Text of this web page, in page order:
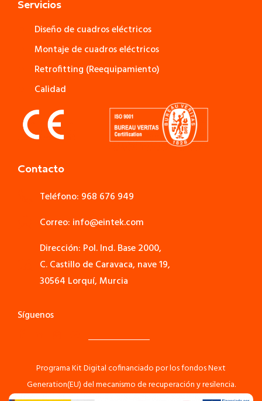
Servicios
Diseño de cuadros eléctricos
Montaje de cuadros eléctricos
Retrofitting (Reequipamiento)
Calidad
Contacto
Teléfono: 968 676 949
Correo: info@eintek.com
Dirección: Pol. Ind. Base 2000,
C. Castillo de Caravaca, nave 19,
30564 Lorquí, Murcia
Síguenos
Programa Kit Digital cofinanciado por los fondos Next
Generation(EU) del mecanismo de recuperación y resilencia.